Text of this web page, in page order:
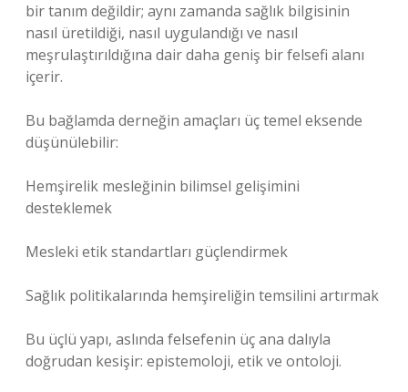
bir tanım değildir; aynı zamanda sağlık bilgisinin
nasıl üretildiği, nasıl uygulandığı ve nasıl
meşrulaştırıldığına dair daha geniş bir felsefi alanı
içerir.
Bu bağlamda derneğin amaçları üç temel eksende
düşünülebilir:
Hemşirelik mesleğinin bilimsel gelişimini
desteklemek
Mesleki etik standartları güçlendirmek
Sağlık politikalarında hemşireliğin temsilini artırmak
Bu üçlü yapı, aslında felsefenin üç ana dalıyla
doğrudan kesişir: epistemoloji, etik ve ontoloji.